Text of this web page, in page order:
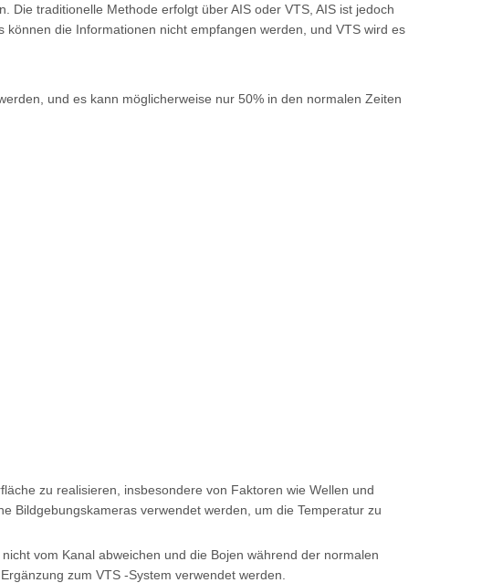
traditionelle Methode erfolgt über AIS oder VTS, AIS ist jedoch
die Informationen nicht empfangen werden, und VTS wird es
und es kann möglicherweise nur 50% in den normalen Zeiten
zu realisieren, insbesondere von Faktoren wie Wellen und
Bildgebungskameras verwendet werden, um die Temperatur zu
vom Kanal abweichen und die Bojen während der normalen
zum VTS -System verwendet werden.